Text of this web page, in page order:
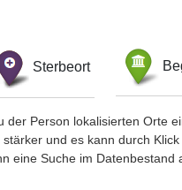
Sterbeort
Person lokalisierten Orte
und es kann durch
eine Suche im Datenbestand